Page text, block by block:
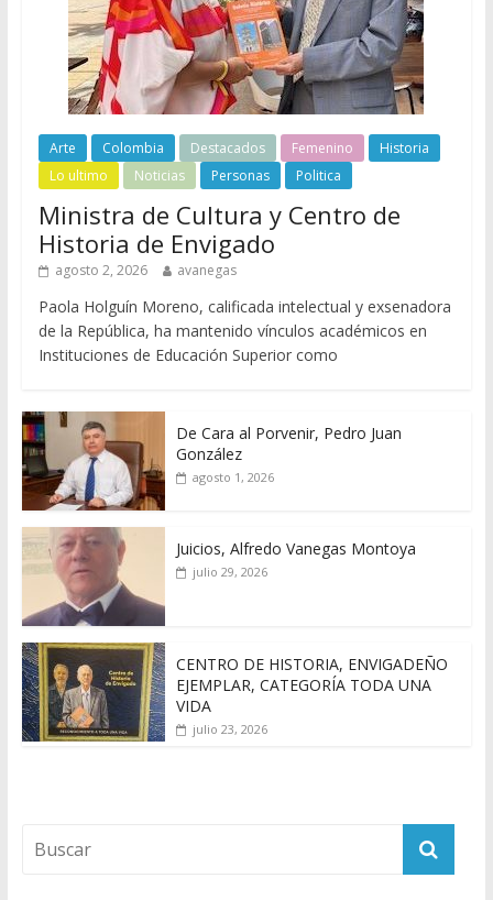
Arte Colombia Destacados Femenino
Historia
Lo ultimo
Noticias Personas Politica
Ministra de Cultura y Centro de
Historia de Envigado
agosto 2, 2026 avanegas
Paola Holguín Moreno, calificada intelectual y exsenadora
de la República, ha mantenido vínculos académicos en
Instituciones de Educación Superior como
De Cara al Porvenir, Pedro Juan
González
agosto 1, 2026
Juicios, Alfredo Vanegas Montoya
julio 29, 2026
CENTRO DE HISTORIA, ENVIGADEÑO
EJEMPLAR, CATEGORÍA TODA UNA
VIDA
julio 23, 2026